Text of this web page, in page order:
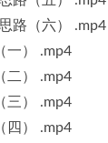
路（六） .mp4
一） .mp4
二） .mp4
三） .mp4
四） .mp4